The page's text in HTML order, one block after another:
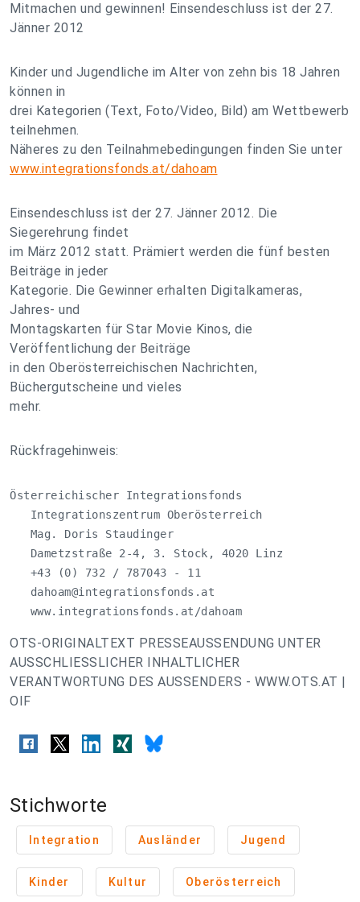
Mitmachen und gewinnen! Einsendeschluss ist der 27.
Jänner 2012
Kinder und Jugendliche im Alter von zehn bis 18 Jahren
können in
drei Kategorien (Text, Foto/Video, Bild) am Wettbewerb
teilnehmen.
Näheres zu den Teilnahmebedingungen finden Sie unter
www.integrationsfonds.at/dahoam
Einsendeschluss ist der 27. Jänner 2012. Die
Siegerehrung findet
im März 2012 statt. Prämiert werden die fünf besten
Beiträge in jeder
Kategorie. Die Gewinner erhalten Digitalkameras,
Jahres- und
Montagskarten für Star Movie Kinos, die
Veröffentlichung der Beiträge
in den Oberösterreichischen Nachrichten,
Büchergutscheine und vieles
mehr.
Rückfragehinweis:
Österreichischer Integrationsfonds
   Integrationszentrum Oberösterreich
   Mag. Doris Staudinger
   Dametzstraße 2-4, 3. Stock, 4020 Linz
   +43 (0) 732 / 787043 - 11
dahoam@integrationsfonds.at
   www.integrationsfonds.at/dahoam
OTS-ORIGINALTEXT PRESSEAUSSENDUNG UNTER
AUSSCHLIESSLICHER INHALTLICHER
VERANTWORTUNG DES AUSSENDERS - WWW.OTS.AT |
OIF
Stichworte
Integration Ausländer Jugend
Kinder Kultur Oberösterreich